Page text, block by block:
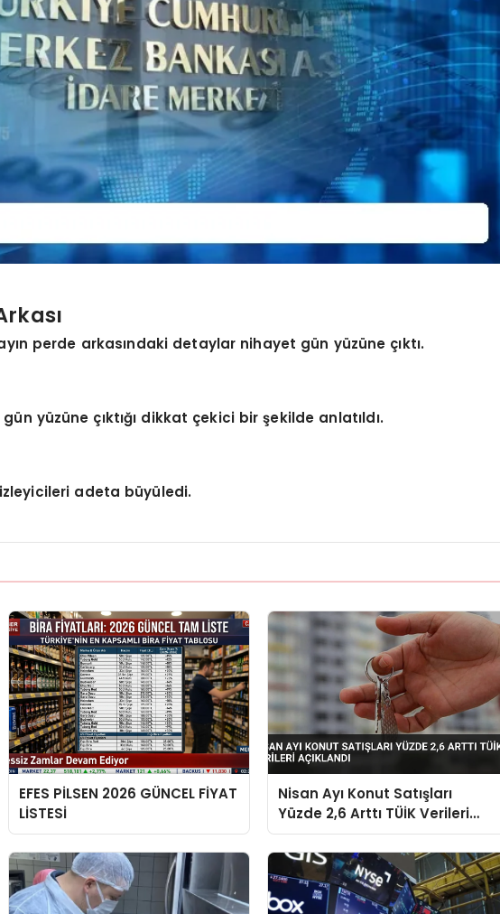
perde arkasındaki detaylar nihayet gün yüzüne çıktı.
yüzüne çıktığı dikkat çekici bir şekilde anlatıldı.
adeta büyüledi.
EFES PİLSEN 2026 GÜNCEL FİYAT
LİSTESİ
Nisan Ayı Konut Satışları
Yüzde 2,6 Arttı TÜİK Verileri
Açıklandı